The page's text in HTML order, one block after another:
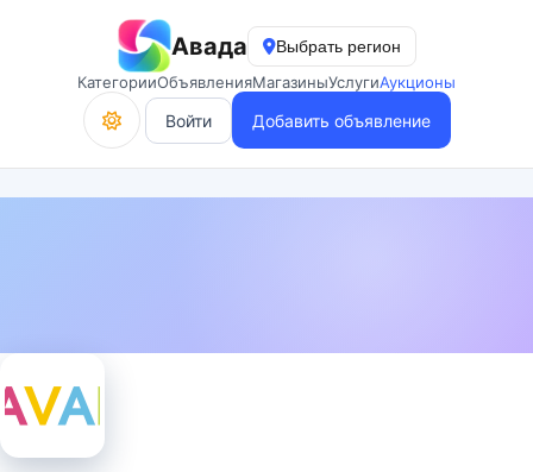
Авада
Выбрать регион
КатегорииОбъявленияМагазиныУслугиАукционы
Войти Добавить объявление